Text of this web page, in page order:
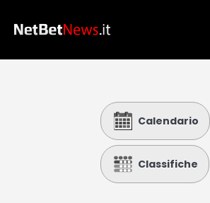
Calcio
Basket
Calendario
Classifiche